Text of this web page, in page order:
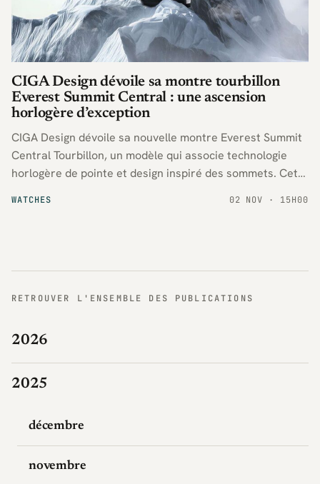
WATCHES
CIGA Design dévoile sa montre tourbillon
Everest Summit Central : une ascension
horlogère d’exception
CIGA Design dévoile sa nouvelle montre Everest Summit
Central Tourbillon, un modèle qui associe technologie
horlogère de pointe et design inspiré des sommets. Cette
02 NOV · 15H00
RETROUVER L'ENSEMBLE DES PUBLICATIONS
2026
2025
décembre
novembre